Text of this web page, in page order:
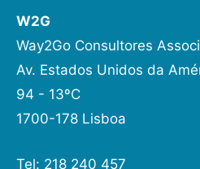
W2G
Way2Go Consultores
Av. Estados Unidos da
94 - 13ºC
1700-178 Lisboa
Tel: 218 240 457